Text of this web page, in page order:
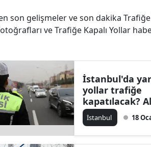
son gelişmeler ve son dakika Trafiğe
ve Trafiğe Kapalı Yollar
İstanbul'da
yollar trafiğe
kapatılacak?
güzergahlar
İstanbul 18